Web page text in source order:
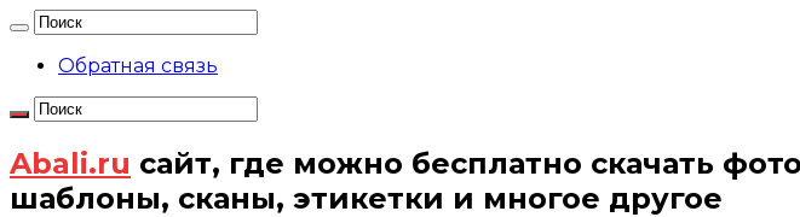
Обратная связь
Abali.ru сайт, где можно бесплатно скачать
шаблоны, сканы, этикетки и многое другое